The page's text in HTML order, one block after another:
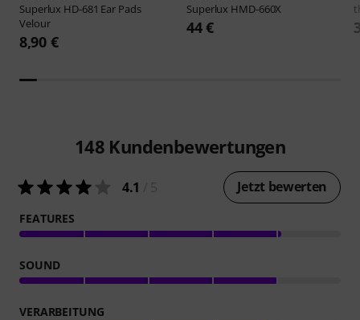
Superlux HD-681 Ear Pads
Velour
8,90 €
Superlux HMD-660X
44 €
148 Kundenbewertungen
4.1 Jetzt bewerten
FEATURES
SOUND
VERARBEITUNG